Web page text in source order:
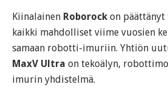
Kiinalainen Roborock on päättänyt
kaikki mahdolliset viime vuosien
samaan robotti-imuriin. Yhtiön
MaxV Ultra on tekoälyn,
imurin yhdistelmä.